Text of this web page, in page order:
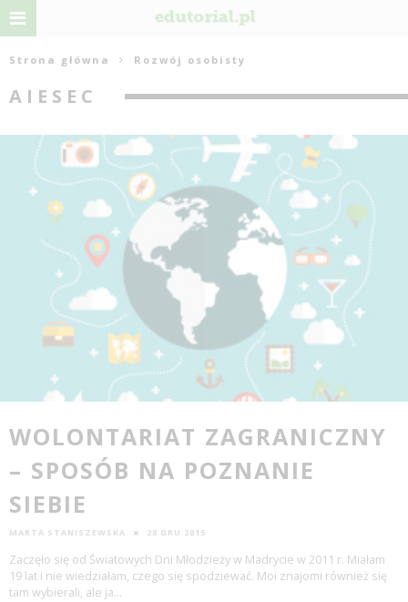
Strona główna Rozwój osobisty
AIESEC
WOLONTARIAT ZAGRANICZNY
– SPOSÓB NA POZNANIE
SIEBIE
MARTA STANISZEWSKA 28 GRU 2015
Zaczęło się od Światowych Dni Młodzieży w Madrycie w 2011 r. Miałam
19 lat i nie wiedziałam, czego się spodziewać. Moi znajomi również się
tam wybierali, ale ja...